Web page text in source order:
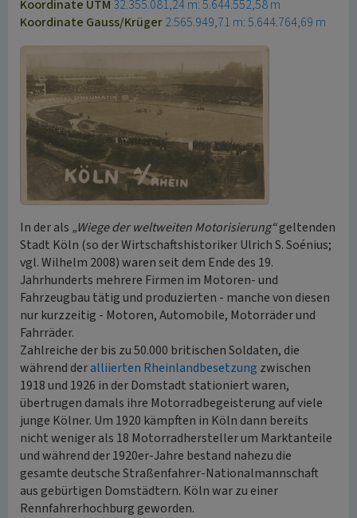
Koordinate UTM 32.355.081,24 m: 5.644.552,58 m
Koordinate Gauss/Krüger2.565.949,71 m: 5.644.764,69 m
In der als „Wiege der weltweiten Motorisierung“geltenden
Stadt Köln (so der Wirtschaftshistoriker Ulrich S. Soénius;
vgl. Wilhelm 2008) waren seit dem Ende des 19.
Jahrhunderts mehrere Firmen im Motoren- und
Fahrzeugbau tätig und produzierten - manche von diesen
nur kurzzeitig - Motoren, Automobile, Motorräder und
Fahrräder.
Zahlreiche der bis zu 50.000 britischen Soldaten, die
während deralliierten Rheinlandbesetzung zwischen
1918 und 1926 in der Domstadt stationiert waren,
übertrugen damals ihre Motorradbegeisterung auf viele
junge Kölner. Um 1920 kämpften in Köln dann bereits
nicht weniger als 18 Motorradhersteller um Marktanteile
und während der 1920er-Jahre bestand nahezu die
gesamte deutsche Straßenfahrer-Nationalmannschaft
aus gebürtigen Domstädtern. Köln war zu einer
Rennfahrerhochburg geworden.